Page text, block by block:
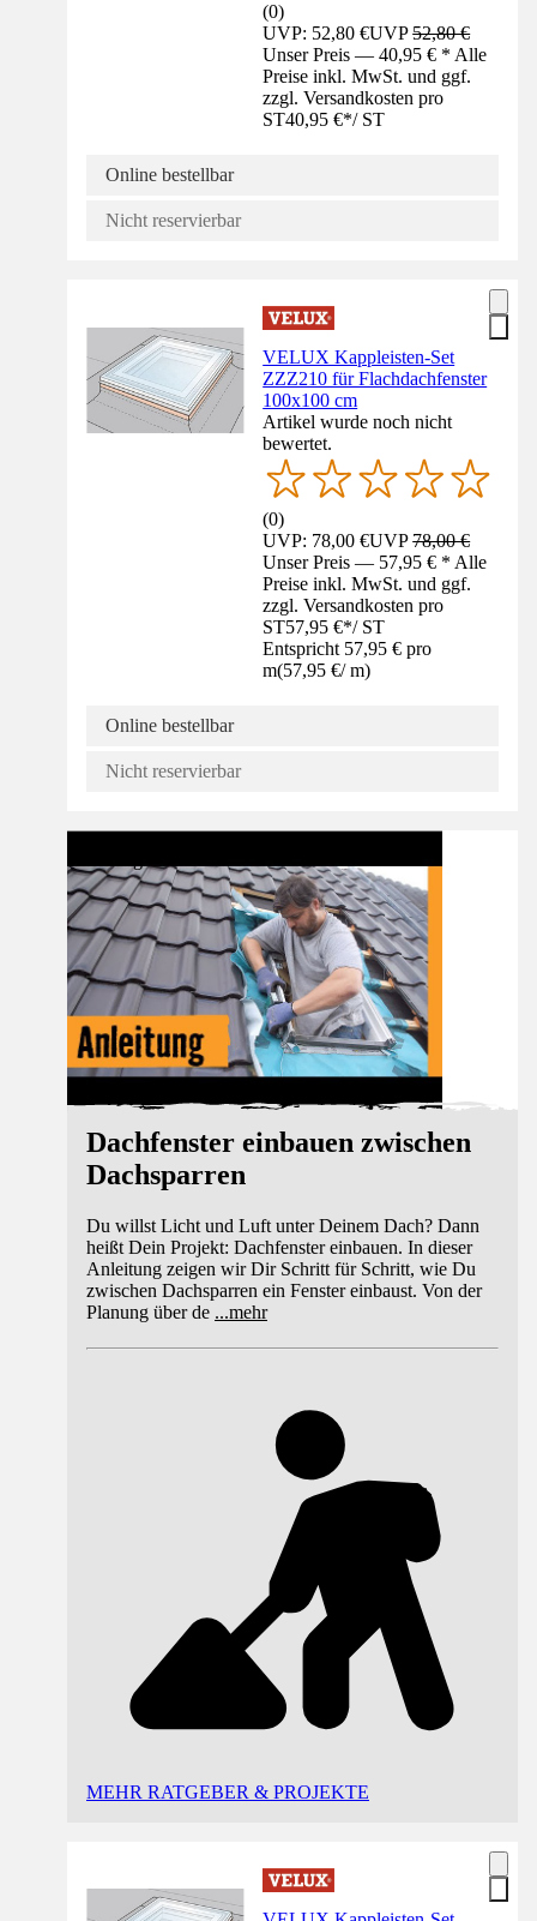
(0)
UVP: 52,80 €UVP52,80 €
Unser Preis — 40,95 € * Alle
Preise inkl. MwSt. und ggf.
zzgl. Versandkosten pro
ST40,95 €*/ ST
Online bestellbar
Nicht reservierbar
VELUX Kappleisten-Set
ZZZ210 für Flachdachfenster
100x100 cm
Artikel wurde noch nicht
bewertet.
(0)
UVP: 78,00 €UVP78,00 €
Unser Preis — 57,95 € * Alle
Preise inkl. MwSt. und ggf.
zzgl. Versandkosten pro
ST57,95 €*/ ST
Entspricht 57,95 € pro
m(57,95 €/ m)
Online bestellbar
Nicht reservierbar
Dachfenster einbauen zwischen
Dachsparren
Du willst Licht und Luft unter Deinem Dach? Dann
heißt Dein Projekt: Dachfenster einbauen. In dieser
Anleitung zeigen wir Dir Schritt für Schritt, wie Du
zwischen Dachsparren ein Fenster einbaust. Von der
Planung über de ...mehr
MEHR RATGEBER & PROJEKTE